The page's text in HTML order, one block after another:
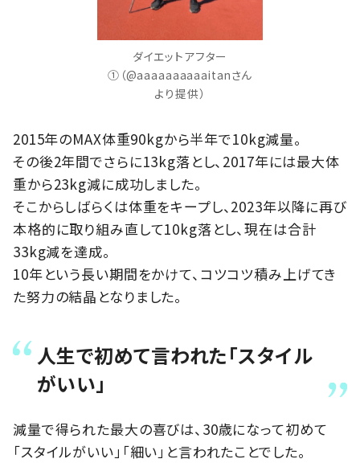
ダイエットアフター
①（@aaaaaaaaaaitanさん
より提供）
2015年のMAX体重90kgから半年で10kg減量。
その後2年間でさらに13kg落とし、2017年には最大体
重から23kg減に成功しました。
そこからしばらくは体重をキープし、2023年以降に再び
本格的に取り組み直して10kg落とし、現在は合計
33kg減を達成。
10年という長い期間をかけて、コツコツ積み上げてき
た努力の結晶となりました。
人生で初めて言われた「スタイル
がいい」
減量で得られた最大の喜びは、30歳になって初めて
「スタイルがいい」「細い」と言われたことでした。